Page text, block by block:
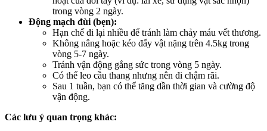
trong vòng 2 ngày.
Động mạch đùi (bẹn):
Hạn chế đi lại nhiều để tránh làm chảy máu vết thương.
Không nâng hoặc kéo đẩy vật nặng trên 4.5kg trong
vòng 5-7 ngày.
Tránh vận động gắng sức trong vòng 5 ngày.
Có thể leo cầu thang nhưng nên đi chậm rãi.
Sau 1 tuần, bạn có thể tăng dần thời gian và cường độ
vận động.
Các lưu ý quan trọng khác: